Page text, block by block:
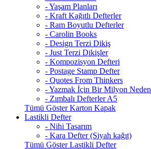
- Yaşam Planları
- Kraft Kağıtlı Defterler
- Ram Boyutlu Defterler
- Carolin Books
- Design Terzi Dikiş
- Just Terzi Dikişler
- Kompozisyon Defteri
- Postage Stamp Defter
- Quotes From Thinkers
- Yazmak İçin Bir Milyon Neden
- Zımbalı Defterler A5
Tümü Göster Karton Kapak
Lastikli Defter
- Nihi Tasarım
- Kara Defter (Siyah kağıt)
Tümü Göster Lastikli Defter